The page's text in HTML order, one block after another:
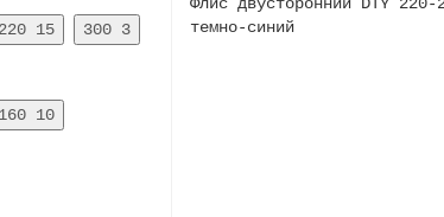
220 15 300 3
160 10
темно-синий